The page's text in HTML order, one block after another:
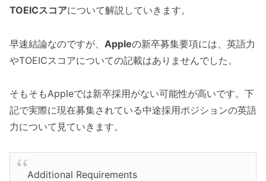
TOEICスコアについて解説していきます。
早速結論なのですが、 Appleの新卒募集要項には、英語力
やTOEICスコアについての記載はありませんでした。
そもそもAppleでは新卒採用がない可能性が高いです。下
記で実際に現在募集されている中途採用ポジションの英語
力について見ていきます。
Additional Requirements